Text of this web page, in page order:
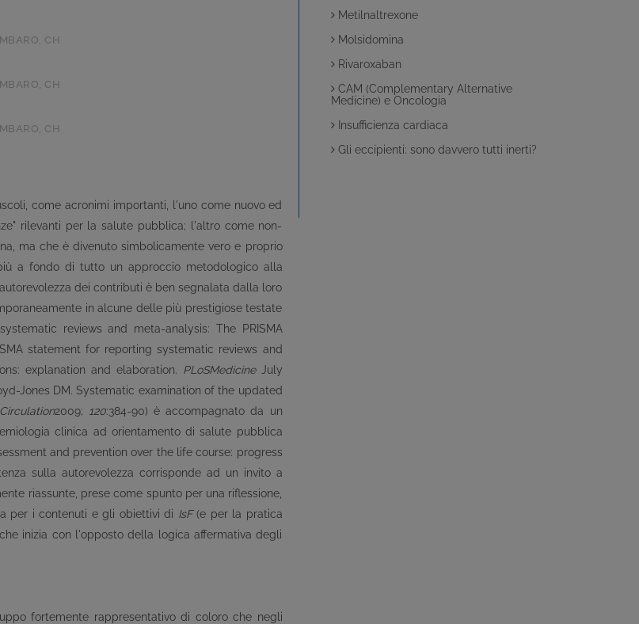
CH
CH
CH
come acronimi importanti, l'uno come nuovo ed
rilevanti per la salute pubblica; l'altro come non-
ma che è divenuto simbolicamente vero e proprio
a fondo di tutto un approccio metodologico alla
dei contributi è ben segnalata dalla loro
in alcune delle più prestigiose testate
reviews and meta-analysis: The PRISMA
statement for reporting systematic reviews and
explanation and elaboration. PLoSMedicineJuly
Jones DM. Systematic examination of the updated
Circulation2009; 120:384-90) è accompagnato da un
clinica ad orientamento di salute pubblica
and prevention over the life course: progress
sulla autorevolezza corrisponde ad un invito a
riassunte, prese come spunto per una riflessione,
per i contenuti e gli obiettivi di IsF(e per la pratica
inizia con l'opposto della logica affermativa degli
fortemente rappresentativo di coloro che negli
Metilnaltrexone
Molsidomina
Rivaroxaban
CAM (Complementary Alternative
Medicine) e Oncologia
Insufficienza cardiaca
Gli eccipienti: sono davvero tutti inerti?